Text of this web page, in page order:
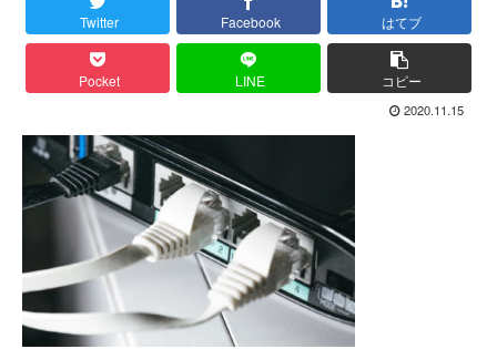
Twitter Facebook はてブ
Pocket LINE コピー
2020.11.15